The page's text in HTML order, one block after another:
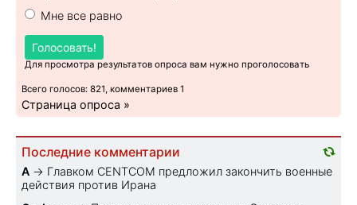
Мне все равно
Голосовать!
Для просмотра результатов опроса вам нужно проголосовать
Всего голосов: 821, комментариев 1
Страница опроса »
Последние комментарии
A → Главком CENTCOM предложил закончить военные
действия против Ирана